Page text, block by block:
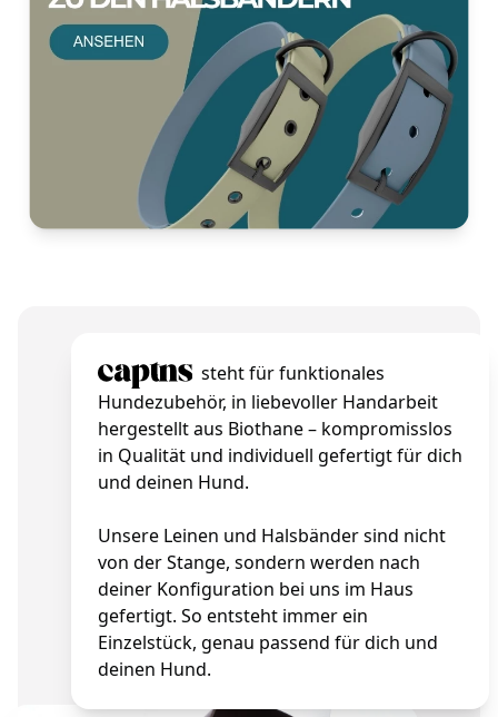
steht für funktionales
Hundezubehör, in liebevoller Handarbeit
hergestellt aus Biothane – kompromisslos
in Qualität und individuell gefertigt für dich
und deinen Hund.
Unsere Leinen und Halsbänder sind nicht
von der Stange, sondern werden nach
deiner Konfiguration bei uns im Haus
gefertigt. So entsteht immer ein
Einzelstück, genau passend für dich und
deinen Hund.